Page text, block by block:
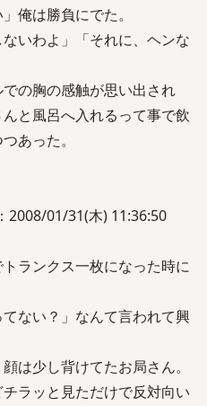
俺は勝負にでた。
いわよ」「それに、ヘンな
の胸の感触が思い出され
と風呂へ入れるって事で飲
あった。
2008/01/31(木) 11:36:50
ランクス一枚になった時に
てない？」なんて言われて興
は少し背けてたお局さん。
ラッと見ただけで反対向い